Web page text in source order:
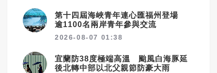
第十四屆海峽青年連心匯福州登場
逾1100名兩岸青年參與交流
2026-08-07 01:38
宜蘭防38度極端高溫 颱風白海豚延
後北轉中部以北父親節防豪大雨